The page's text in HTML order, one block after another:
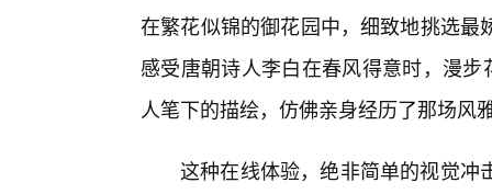
在繁花似锦的御花园中，细致地挑选
感受唐朝诗人李白在春风得意时，漫
人笔下的描绘，仿佛亲身经历了那场风
这种在线体验，绝非简单的视觉冲